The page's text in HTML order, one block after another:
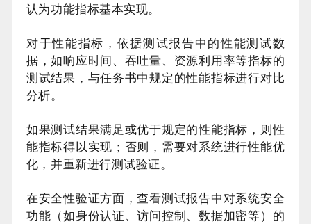
认为功能指标基本实现。
对于性能指标，依据测试报告中的性能测试数
据，如响应时间、吞吐量、资源利用率等指标的
测试结果，与任务书中规定的性能指标进行对比
分析。
如果测试结果满足或优于规定的性能指标，则性
能指标得以实现；否则，需要对系统进行性能优
化，并重新进行测试验证。
在安全性验证方面，查看测试报告中对系统安全
功能（如身份认证、访问控制、数据加密等）的